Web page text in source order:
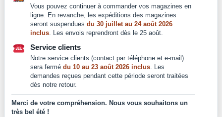
Pour offrir les meilleures expériences, nous utilisons des technologies
telles que les cookies pour stocker et/ou accéder aux informations des
appareils. Le fait de consentir à ces technologies nous permettra de
traiter des données telles que le comportement de navigation ou les ID
uniques sur ce site. Le fait de ne pas consentir ou de retirer son
consentement peut avoir un effet négatif sur certaines caractéristiques
et fonctions.
Accepter
Mentions légales
Conditions générales de
vente et d'utilisation
confidentialité
Vous pouvez continuer à commander vos magazines en
ligne. En revanche, les expéditions des magazines
seront suspendues du 30 juillet au 24 août 2026
inclus. Les envois reprendront dès le 25 août.
Service clients
Notre service clients (contact par téléphone et e-mail)
sera fermé du 10 au 23 août 2026 inclus. Les
demandes reçues pendant cette période seront traitées
dès notre retour.
Merci de votre compréhension. Nous vous souhaitons un
très bel été !